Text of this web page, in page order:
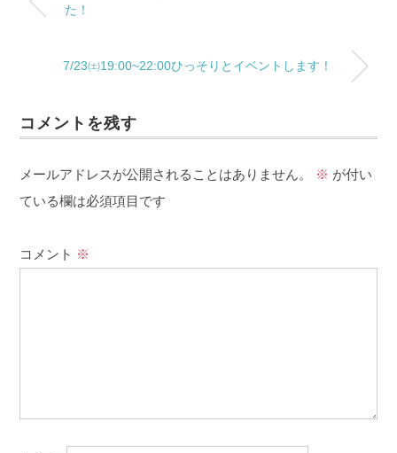
た！
7/23㈯19:00~22:00ひっそりとイベントします！
コメントを残す
メールアドレスが公開されることはありません。 ※ が付い
ている欄は必須項目です
コメント ※